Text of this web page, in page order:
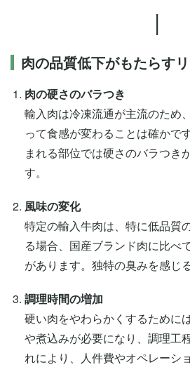
|
肉の品質低下がもたらす
肉の硬さのバラつき
輸入肉は冷凍流通が主流のため
って食感が変わることは確かで
まれる部位では硬さのバラつき
す。
風味の変化
特定の輸入牛肉は、特に低品質
る場合、国産ブランド肉に比べ
があります。独特の臭みを感じ
調理時間の増加
硬い肉をやわらかくするために
や煮込みが必要になり、調理工
れにより、人件費やオペレーシ